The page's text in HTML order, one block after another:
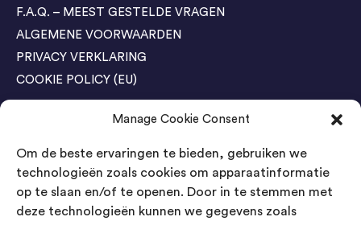
Manage Cookie Consent
Om de beste ervaringen te bieden, gebruiken we
technologieën zoals cookies om apparaatinformatie
op te slaan en/of te openen. Door in te stemmen met
deze technologieën kunnen we gegevens zoals
F.A.Q. – MEEST GESTELDE VRAGEN
ALGEMENE VOORWAARDEN
PRIVACY VERKLARING
COOKIE POLICY (EU)
Agenda Trade Shows
04-05 November / SVG FAIR Winterswijk
Bestel GRATIS kaarten
Bestel GRATIS kaarten